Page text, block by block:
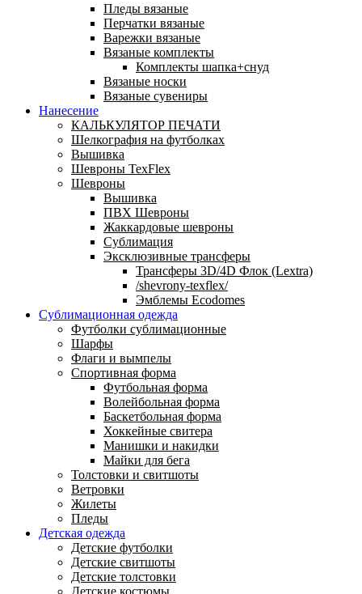
Пледы вязаные
Перчатки вязаные
Варежки вязаные
Вязаные комплекты
Комплекты шапка+снуд
Вязаные носки
Вязаные сувениры
Нанесение
КАЛЬКУЛЯТОР ПЕЧАТИ
Шелкография на футболках
Вышивка
Шевроны TexFlex
Шевроны
Вышивка
ПВХ Шевроны
Жаккардовые шевроны
Сублимация
Эксклюзивные трансферы
Трансферы 3D/4D Флок (Lextra)
/shevrony-texflex/
Эмблемы Ecodomes
Сублимационная одежда
Футболки сублимационные
Шарфы
Флаги и вымпелы
Спортивная форма
Футбольная форма
Волейбольная форма
Баскетбольная форма
Хоккейные свитера
Манишки и накидки
Майки для бега
Толстовки и свитшоты
Ветровки
Жилеты
Пледы
Детская одежда
Детские футболки
Детские свитшоты
Детские толстовки
Детские костюмы